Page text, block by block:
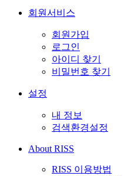
회원서비스
회원가입
로그인
아이디 찾기
비밀번호 찾기
설정
내 정보
검색환경설정
About RISS
RISS 이용방법